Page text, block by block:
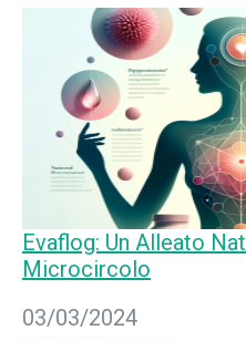
Evaflog: Un Alleato
Microcircolo
Data
03/03/2024